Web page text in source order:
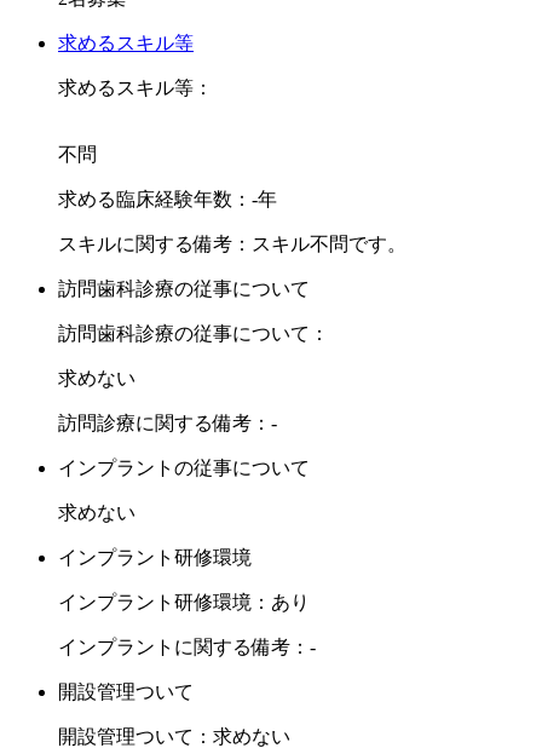
技術など足りない所があるなら一緒に出来るまで指導しま
す。
ご応募をお待ちしております。
求めるスキル等
求めるスキル等：
不問
求める臨床経験年数：-年
スキルに関する備考：スキル不問です。
訪問歯科診療の従事について
訪問歯科診療の従事について：
求めない
訪問診療に関する備考：-
インプラントの従事について
求めない
インプラント研修環境
インプラント研修環境：あり
インプラントに関する備考：-
開設管理ついて
開設管理ついて：求めない